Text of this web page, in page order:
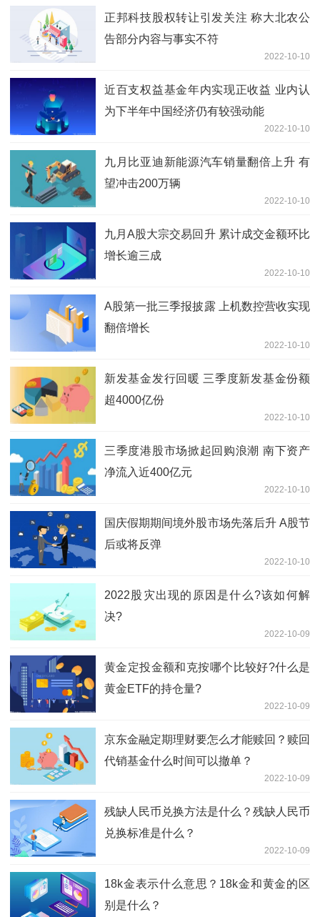
正邦科技股权转让引发关注 称大北农公
告部分内容与事实不符
2022-10-10
近百支权益基金年内实现正收益 业内认
为下半年中国经济仍有较强动能
2022-10-10
九月比亚迪新能源汽车销量翻倍上升 有
望冲击200万辆
2022-10-10
九月A股大宗交易回升 累计成交金额环比
增长逾三成
2022-10-10
A股第一批三季报披露 上机数控营收实现
翻倍增长
2022-10-10
新发基金发行回暖 三季度新发基金份额
超4000亿份
2022-10-10
三季度港股市场掀起回购浪潮 南下资产
净流入近400亿元
2022-10-10
国庆假期期间境外股市场先落后升 A股节
后或将反弹
2022-10-10
2022股灾出现的原因是什么?该如何解
决?
2022-10-09
黄金定投金额和克按哪个比较好?什么是
黄金ETF的持仓量?
2022-10-09
京东金融定期理财要怎么才能赎回？赎回
代销基金什么时间可以撤单？
2022-10-09
残缺人民币兑换方法是什么？残缺人民币
兑换标准是什么？
2022-10-09
18k金表示什么意思？18k金和黄金的区
别是什么？